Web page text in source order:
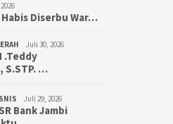
Diserbu War…
Juli 30, 2026
.Teddy
S.STP. …
Juli 29, 2026
Bank Jambi